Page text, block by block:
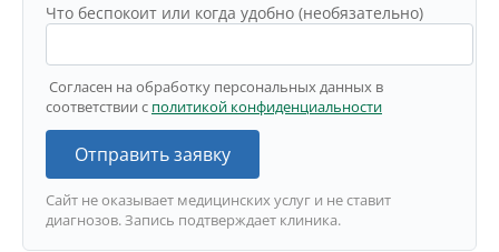
Что беспокоит или когда удобно (необязательно)
Согласен на обработку персональных данных в
соответствии с политикой конфиденциальности
Отправить заявку
Сайт не оказывает медицинских услуг и не ставит
диагнозов. Запись подтверждает клиника.